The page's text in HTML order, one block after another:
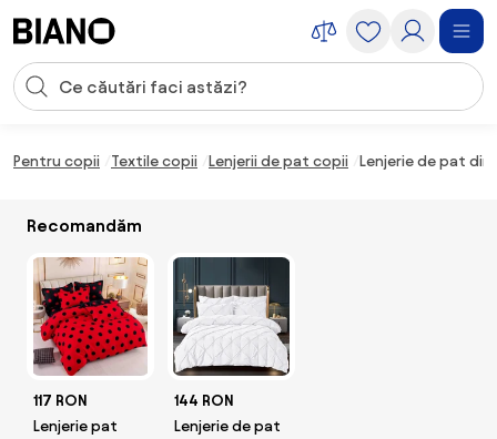
Introducerea căutării
Pentru copii Textile copii Lenjerii de pat copii Lenjerie de pat din
Recomandăm
117 RON
Lenjerie pat
144 RON
Lenjerie de pat